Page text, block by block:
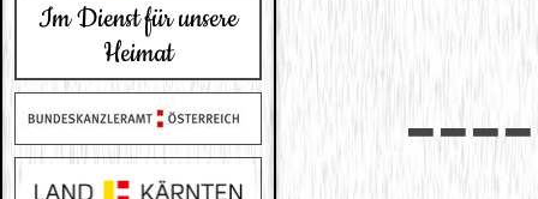
Im Dienst für unsere
Heimat